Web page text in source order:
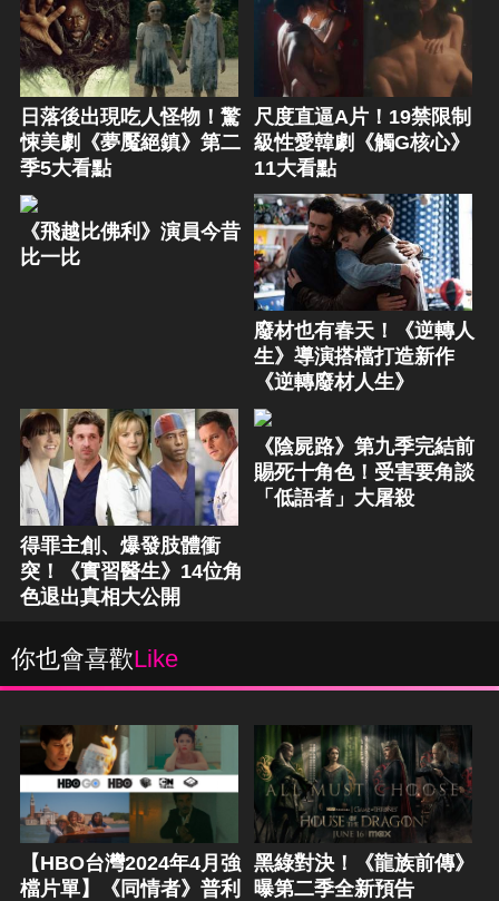
日落後出現吃人怪物！驚
悚美劇《夢魘絕鎮》第二
季5大看點
尺度直逼A片！19禁限制
級性愛韓劇《觸G核心》
11大看點
《飛越比佛利》演員今昔
比一比
廢材也有春天！《逆轉人
生》導演搭檔打造新作
《逆轉廢材人生》
得罪主創、爆發肢體衝
突！《實習醫生》14位角
色退出真相大公開
《陰屍路》第九季完結前
賜死十角色！受害要角談
「低語者」大屠殺
你也會喜歡Like
【HBO台灣2024年4月強
檔片單】《同情者》普利
黑綠對決！《龍族前傳》
曝第二季全新預告